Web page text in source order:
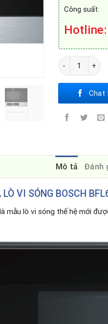
Hotline
LÒ VI SÓNG
Chat
Mô tả Đánh
LÒ VI SÓNG BOSCH
là mẫu lò vi sóng thế hệ mới